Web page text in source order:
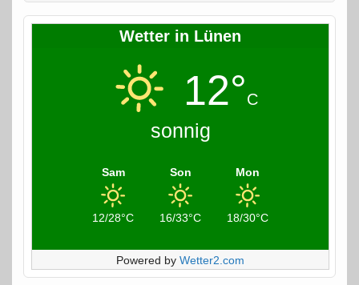
Wetter in Lünen
12°C
sonnig
Sam
12/28°C
Son
16/33°C
Mon
18/30°C
Powered by Wetter2.com